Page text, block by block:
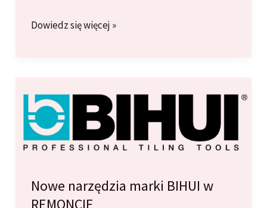
Świeża
ATLAS
Dowiedz się więcej »
Nowe narzędzia marki BIHUI w
REMONCIE